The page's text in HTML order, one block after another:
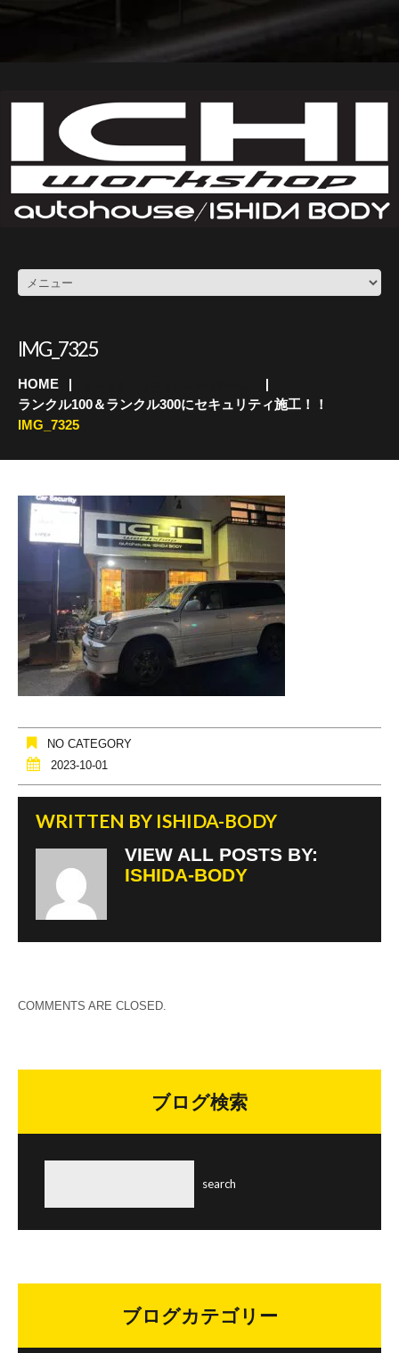
IMG_7325
HOME
ランクル100＆ランクル300にセキュリティ施工！！
IMG_7325
NO CATEGORY
2023-10-01
WRITTEN BY ISHIDA-BODY
VIEW ALL POSTS BY:
ISHIDA-BODY
COMMENTS ARE CLOSED.
ブログ検索
ブログカテゴリー